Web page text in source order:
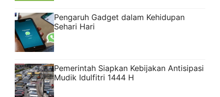
Pengaruh Gadget dalam Kehidupan
Sehari Hari
Pemerintah Siapkan Kebijakan Antisipasi
Mudik Idulfitri 1444 H